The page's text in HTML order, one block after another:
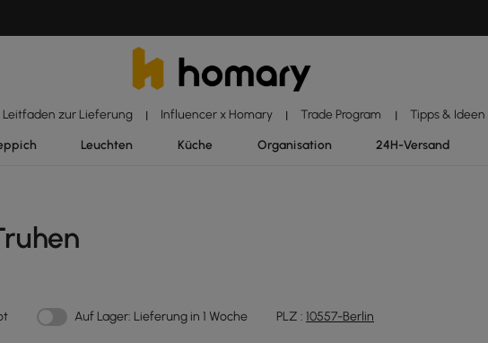
Leitfaden zur Lieferung | Influencer x Homary | Trade Program | Tipps & Ideen
Leuchten Küche Organisation 24H-Versand
Auf Lager: Lieferung in 1 Woche PLZ : 10557-Berlin